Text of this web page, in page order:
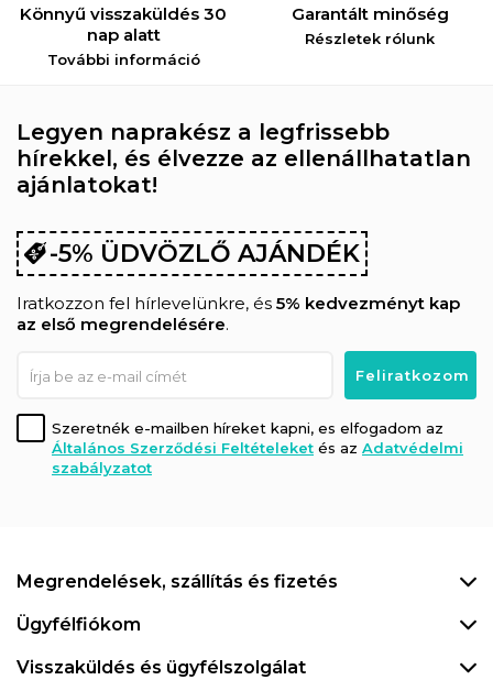
Könnyű visszaküldés 30
nap alatt
További információ
Garantált minőség
Részletek rólunk
Legyen naprakész a legfrissebb
hírekkel, és élvezze az ellenállhatatlan
ajánlatokat!
-5% ÜDVÖZLŐ AJÁNDÉK
Iratkozzon fel hírlevelünkre, és 5% kedvezményt kap
az első megrendelésére.
Szeretnék e-mailben híreket kapni, es elfogadom az
Általános Szerződési Feltételeket és az Adatvédelmi
szabályzatot
Megrendelések, szállítás és fizetés
Ügyfélfiókom
Visszaküldés és ügyfélszolgálat